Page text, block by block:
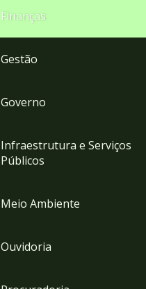
Finanças
Gestão
Governo
Infraestrutura e Serviços
Públicos
Meio Ambiente
Ouvidoria